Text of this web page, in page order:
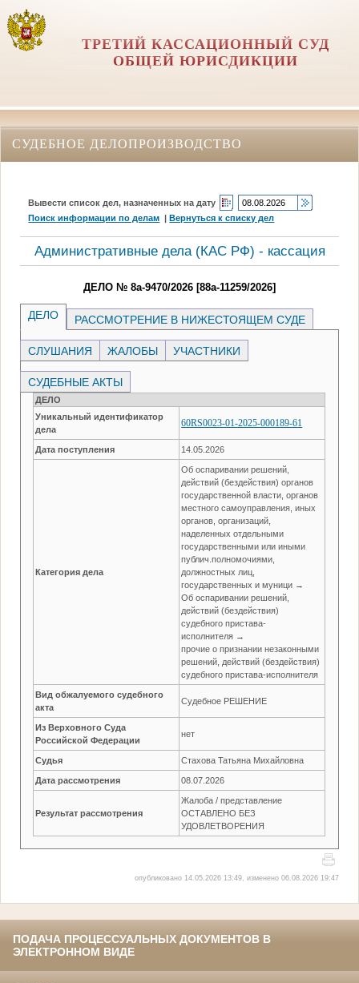
ТРЕТИЙ КАССАЦИОННЫЙ СУД
ОБЩЕЙ ЮРИСДИКЦИИ
СУДЕБНОЕ ДЕЛОПРОИЗВОДСТВО
Вывести список дел, назначенных на дату
Поиск информации по делам |Вернуться к списку дел
Административные дела (КАC РФ) - кассация
ДЕЛО № 8а-9470/2026 [88а-11259/2026]
ДЕЛО РАССМОТРЕНИЕ В НИЖЕСТОЯЩЕМ СУДЕ
СЛУШАНИЯ ЖАЛОБЫ УЧАСТНИКИ
СУДЕБНЫЕ АКТЫ
ДЕЛО
Уникальный идентификатор
дела
60RS0023-01-2025-000189-61
Дата поступления 14.05.2026
Категория дела
Об оспаривании решений,
действий (бездействия) органов
государственной власти, органов
местного самоуправления, иных
органов, организаций,
наделенных отдельными
государственными или иными
публич.полномочиями,
должностных лиц,
государственных и муници →
Об оспаривании решений,
действий (бездействия)
судебного пристава-
исполнителя →
прочие о признании незаконными
решений, действий (бездействия)
судебного пристава-исполнителя
Вид обжалуемого судебного
акта
Судебное РЕШЕНИЕ
Из Верховного Суда
Российской Федерации
нет
Судья Стахова Татьяна Михайловна
Дата рассмотрения 08.07.2026
Результат рассмотрения
Жалоба / представление
ОСТАВЛЕНО БЕЗ
УДОВЛЕТВОРЕНИЯ
опубликовано 14.05.2026 13:49, изменено 06.08.2026 19:47
ПОДАЧА ПРОЦЕССУАЛЬНЫХ ДОКУМЕНТОВ В
ЭЛЕКТРОННОМ ВИДЕ